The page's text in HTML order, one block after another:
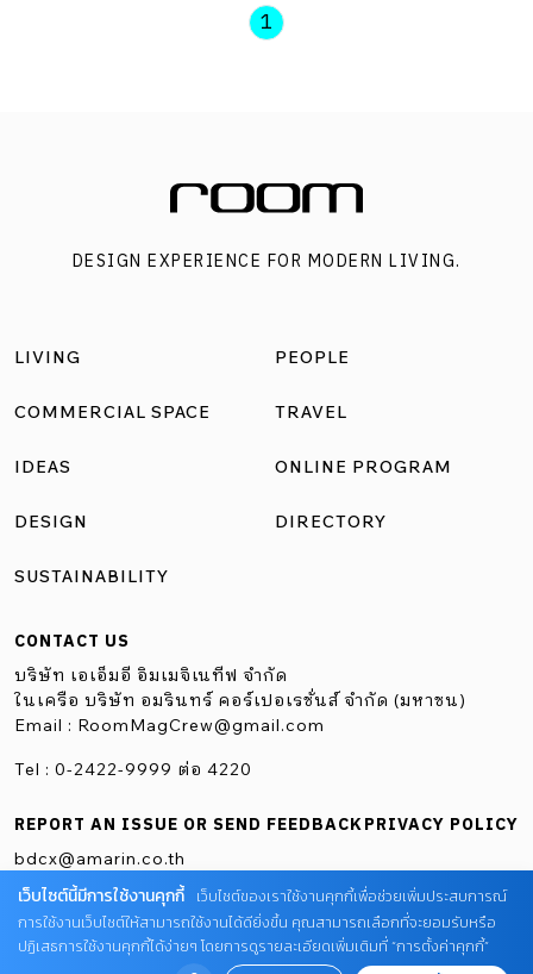
ให้ร้านดูสว่าง ไม่อึดอัด จากระดับฝ้าเพดานเดิมที่ค่อนข้างเตี้ย
แบรนด์ Gadhouse และแผ่นเสียงเก่าสุดคลาสสิกไว้ให้ได้เลือก
เพิ่มเท็กซ์เจอร์ด้วยผนังฉาบแบบหยาบทำลายเข้าคู่กับอิฐแบบ
อิฐแบบลอนโค้งซึ่งเป็นวัสดุที่นิยมใช้กับบ้านเอกมัยในสมัยก่อน
ในส่วนต่าง ๆ ทั้งตัวเคาน์เตอร์บาร์และผนัง ที่ตั้ง 38 เอกมัย12
แขวงคลองตันเหนือ เขตวัฒนา กรุงเทพฯ เวลาทำการ วัน
-24.00 น. […]
1
DESIGN EXPERIENCE FOR MODERN LIVING.
LIVING
COMMERCIAL SPACE
IDEAS
DESIGN
SUSTAINABILITY
PEOPLE
TRAVEL
ONLINE PROGRAM
DIRECTORY
CONTACT US
บริษัท เอเอ็มอี อิมเมจิเนทีฟ จำกัด
ในเครือ บริษัท อมรินทร์ คอร์เปอเรชั่นส์ จำกัด (มหาชน)
Email : RoomMagCrew@gmail.com
Tel : 0-2422-9999 ต่อ 4220
REPORT AN ISSUE OR SEND FEEDBACK
bdcx@amarin.co.th
PRIVACY POLICY
เว็บไซต์นี้มีการใช้งานคุกกี้
เว็บไซต์ของเราใช้งานคุกกี้เพื่อช่วยเพิ่มประสบการณ์
การใช้งานเว็บไซต์ให้สามารถใช้งานได้ดียิ่งขึ้น คุณสามารถเลือกที่จะยอมรับหรือ
ปฏิเสธการใช้งานคุกกี้ได้ง่ายๆ โดยการดูรายละเอียดเพิ่มเติมที่ “การตั้งค่าคุกกี้”